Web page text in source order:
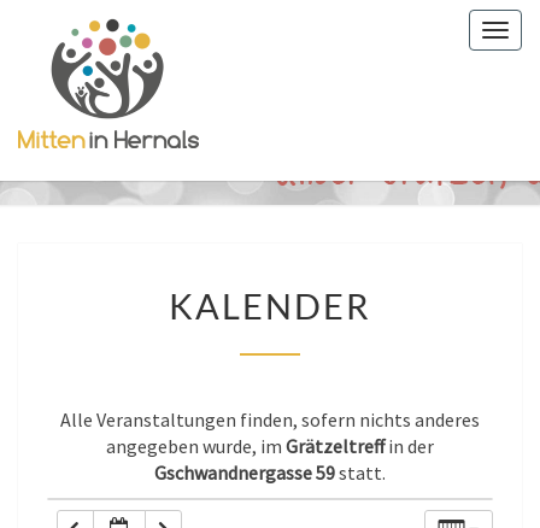
KALENDER
Alle Veranstaltungen finden, sofern nichts anderes
angegeben wurde, im Grätzeltreffin der
Gschwandnergasse 59statt.
0:00
1:00
2:00
5:00